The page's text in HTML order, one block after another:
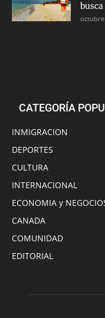
octubre
CATEGORÍA
INMIGRACION
DEPORTES
CULTURA
INTERNACIONAL
ECONOMIA y
CANADA
COMUNIDAD
EDITORIAL